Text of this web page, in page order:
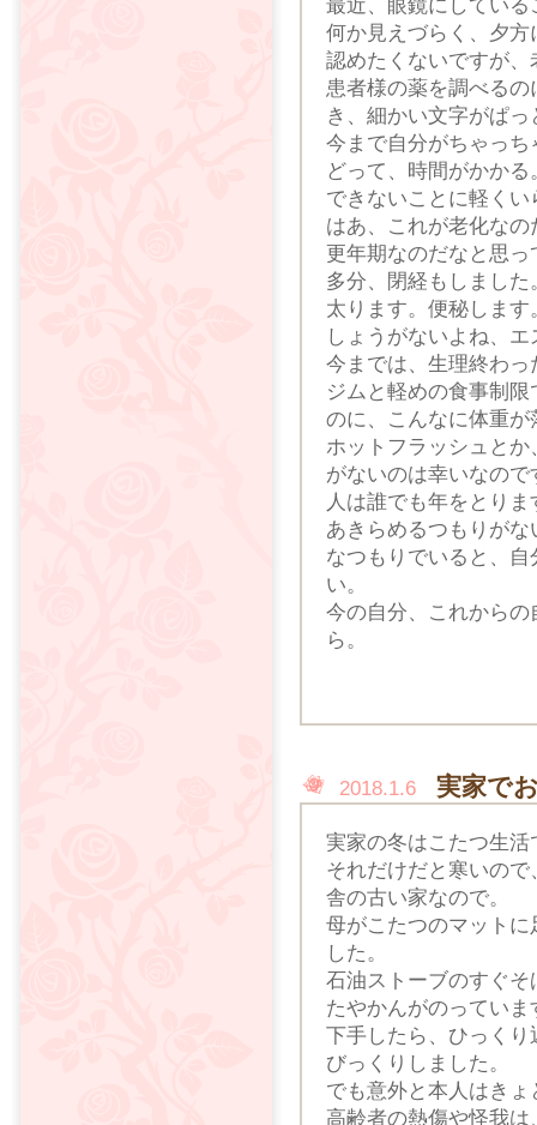
最近、眼鏡にしてい
何か見えづらく、夕
認めたくないですが
患者様の薬を調べる
き、細かい文字がぱ
今まで自分がちゃっ
どって、時間がかかる
できないことに軽くい
はあ、これが老化なの
更年期なのだなと思っ
多分、閉経もしました
太ります。便秘します
しょうがないよね、
今までは、生理終わ
ジムと軽めの食事制
のに、こんなに体重
ホットフラッシュと
がないのは幸いなので
人は誰でも年をとりま
あきらめるつもりが
なつもりでいると、
い。
今の自分、これから
ら。
2018.1.6 実家で
実家の冬はこたつ生活
それだけだと寒いの
舎の古い家なので。
母がこたつのマット
した。
石油ストーブのすぐ
たやかんがのっていま
下手したら、ひっく
びっくりしました。
でも意外と本人はきょ
高齢者の熱傷や怪我